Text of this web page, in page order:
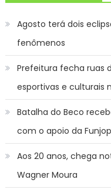
Agosto terá dois
fenômenos
Prefeitura fecha ruas
esportivas e culturais
Batalha do Beco
com o apoio da
Aos 20 anos, chega
Wagner Moura